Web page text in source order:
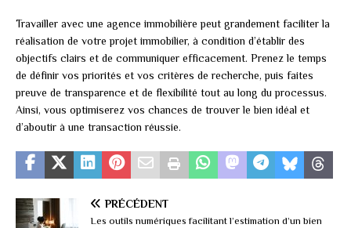
Travailler avec une agence immobilière peut grandement faciliter la
réalisation de votre projet immobilier, à condition d’établir des
objectifs clairs et de communiquer efficacement. Prenez le temps
de définir vos priorités et vos critères de recherche, puis faites
preuve de transparence et de flexibilité tout au long du processus.
Ainsi, vous optimiserez vos chances de trouver le bien idéal et
d’aboutir à une transaction réussie.
PRÉCÉDENT
Les outils numériques facilitant l’estimation d’un bien